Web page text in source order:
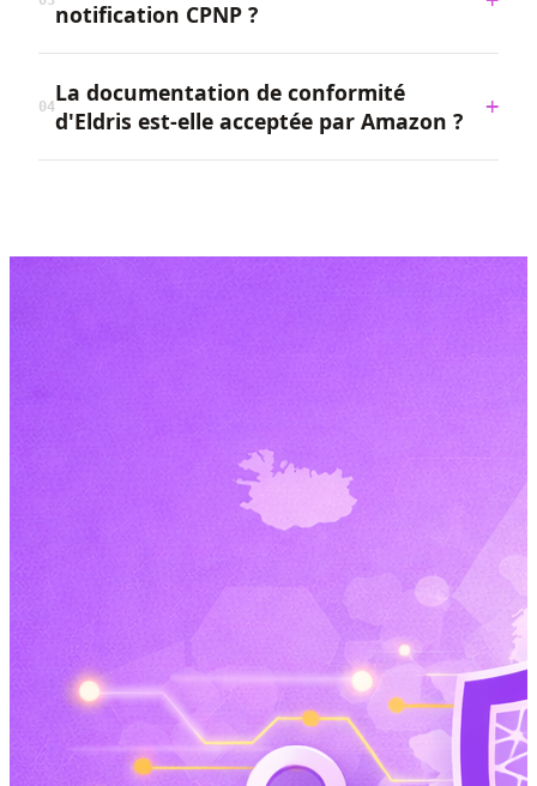
notification CPNP ?
04La documentation de conformité
d'Eldris est-elle acceptée par Amazon ?
+